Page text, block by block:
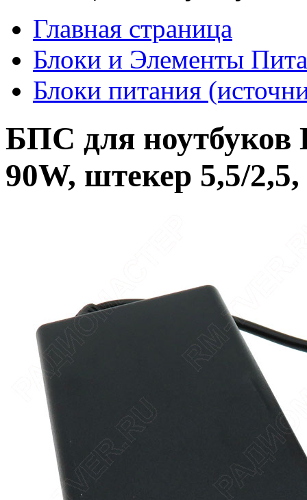
Главная страница
Блоки и Элементы
Блоки питания
БПС для ноутбуков
90W, штекер 5,5/